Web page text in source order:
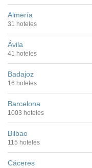
Almería
31 hoteles
Ávila
41 hoteles
Badajoz
16 hoteles
Barcelona
1003 hoteles
Bilbao
115 hoteles
Cáceres